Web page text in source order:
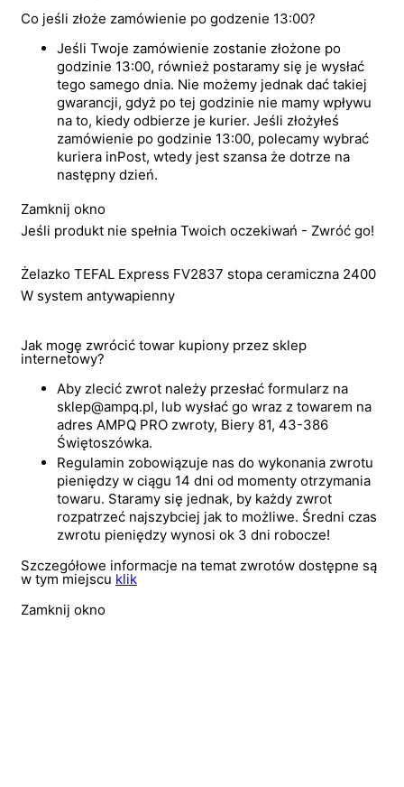
Co jeśli złoże zamówienie po godzenie 13:00?
Jeśli Twoje zamówienie zostanie złożone po
godzinie 13:00, również postaramy się je wysłać
tego samego dnia. Nie możemy jednak dać takiej
gwarancji, gdyż po tej godzinie nie mamy wpływu
na to, kiedy odbierze je kurier. Jeśli złożyłeś
zamówienie po godzinie 13:00, polecamy wybrać
kuriera inPost, wtedy jest szansa że dotrze na
następny dzień.
Zamknij okno
Jeśli produkt nie spełnia Twoich oczekiwań - Zwróć go!
Żelazko TEFAL Express FV2837 stopa ceramiczna 2400
W system antywapienny
Jak mogę zwrócić towar kupiony przez sklep
internetowy?
Aby zlecić zwrot należy przesłać formularz na
sklep@ampq.pl, lub wysłać go wraz z towarem na
adres AMPQ PRO zwroty, Biery 81, 43-386
Świętoszówka.
Regulamin zobowiązuje nas do wykonania zwrotu
pieniędzy w ciągu 14 dni od momenty otrzymania
towaru. Staramy się jednak, by każdy zwrot
rozpatrzeć najszybciej jak to możliwe. Średni czas
zwrotu pieniędzy wynosi ok 3 dni robocze!
Szczegółowe informacje na temat zwrotów dostępne są
w tym miejscu klik
Zamknij okno